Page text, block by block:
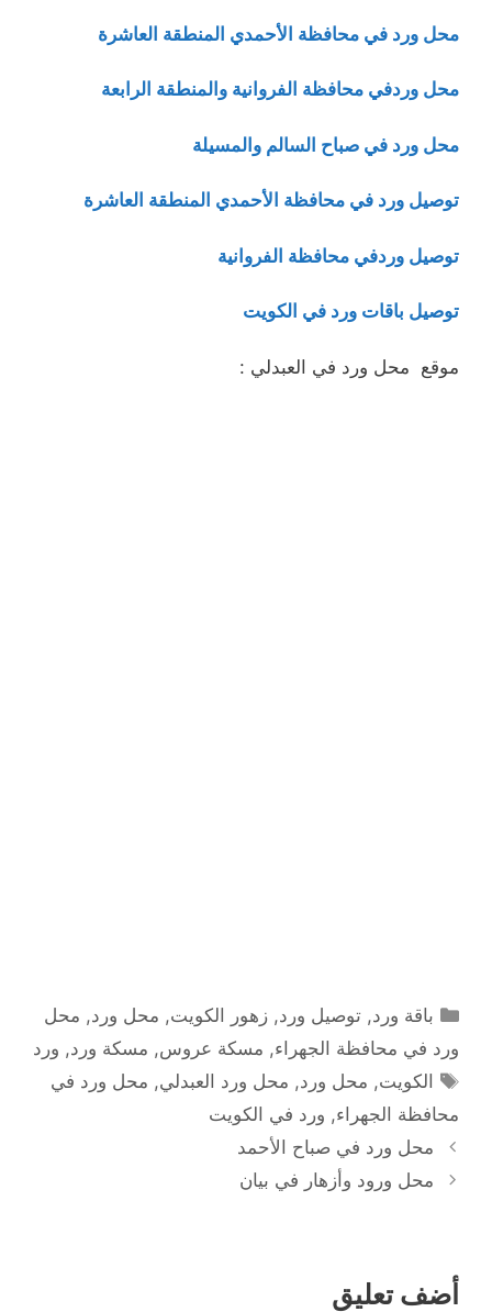
محل ورد في محافظة الأحمدي المنطقة العاشرة
محل وردفي محافظة الفروانية والمنطقة الرابعة
محل ورد في صباح السالم والمسيلة
توصيل ورد في محافظة الأحمدي المنطقة العاشرة
توصيل وردفي محافظة الفروانية
توصيل باقات ورد في الكويت
موقع محل ورد في العبدلي :
التصنيفات
باقة ورد,توصيل ورد,زهور الكويت, محل ورد, محل
ورد في محافظة الجهراء, مسكة عروس, مسكة ورد, ورد
الوسوم
الكويت, محل ورد, محل ورد العبدلي, محل ورد في
محافظة الجهراء, ورد في الكويت
محل ورد في صباح الأحمد
محل ورود وأزهار في بيان
أضف تعليق